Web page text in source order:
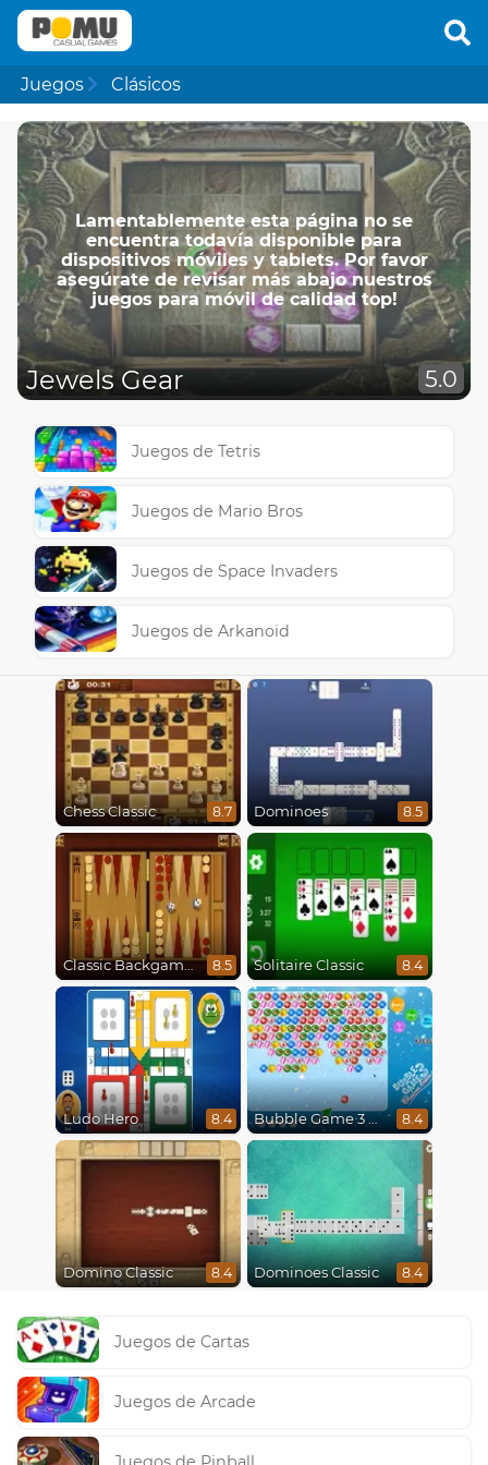
Juegos Clásicos
Lamentablemente esta página no se
encuentra todavía disponible para
dispositivos móviles y tablets. Por favor
asegúrate de revisar más abajo nuestros
juegos para móvil de calidad top!
Jewels Gear 5.0
Juegos de Tetris
Juegos de Mario Bros
Juegos de Space Invaders
Juegos de Arkanoid
Chess Classic 8.7 Dominoes 8.5
Classic Backgammon 8.5 Solitaire Classic 8.4
Ludo Hero 8.4 Bubble Game 3 Christmas 8.4
Domino Classic 8.4 Dominoes Classic 8.4
Juegos de Cartas
Juegos de Arcade